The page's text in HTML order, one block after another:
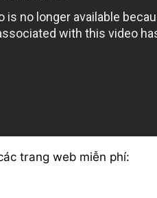
trang web miễn phí: